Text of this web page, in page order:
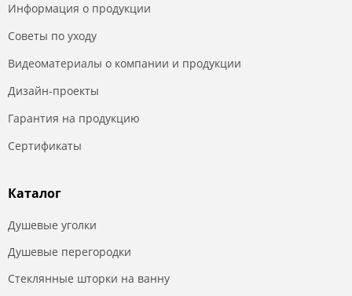
Информация о продукции
Советы по уходу
Видеоматериалы о компании и продукции
Дизайн-проекты
Гарантия на продукцию
Сертификаты
Каталог
Душевые уголки
Душевые перегородки
Стеклянные шторки на ванну